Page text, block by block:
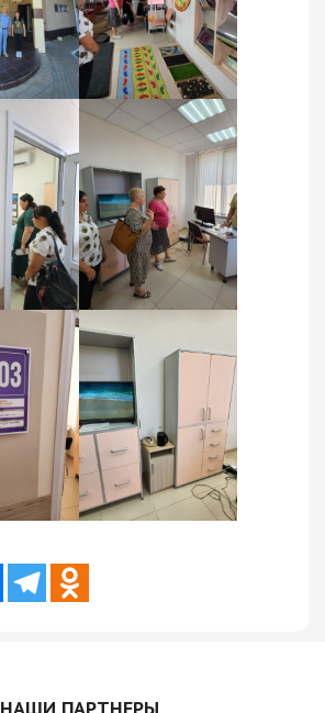
НАШИ ПАРТНЕРЫ